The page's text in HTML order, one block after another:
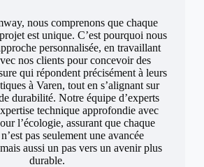
nous comprenons que chaque
est unique. C’est pourquoi nous
personnalisée, en travaillant
nos clients pour concevoir des
qui répondent précisément à leurs
à Varen, tout en s’alignant sur
durabilité. Notre équipe d’experts
technique approfondie avec
l’écologie, assurant que chaque
pas seulement une avancée
aussi un pas vers un avenir plus
durable.